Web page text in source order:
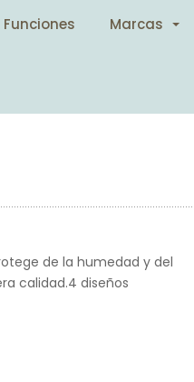
Funciones Marcas
de la humedad y del
calidad.4 diseños